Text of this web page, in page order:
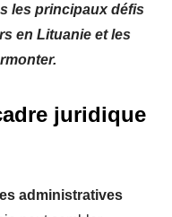
les principaux défis
en Lituanie et les
juridique
administratives